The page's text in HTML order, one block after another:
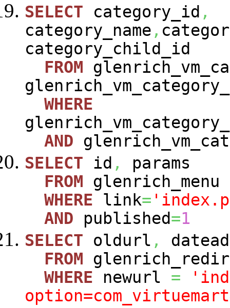
SELECT category_id ,
category_name ,
category_child_id
FROM
WHERE
AND
SELECT id ,
params
FROM glenrich_menu
WHERE link=
AND published=1
SELECT oldurl ,
FROM
WHERE newurl =